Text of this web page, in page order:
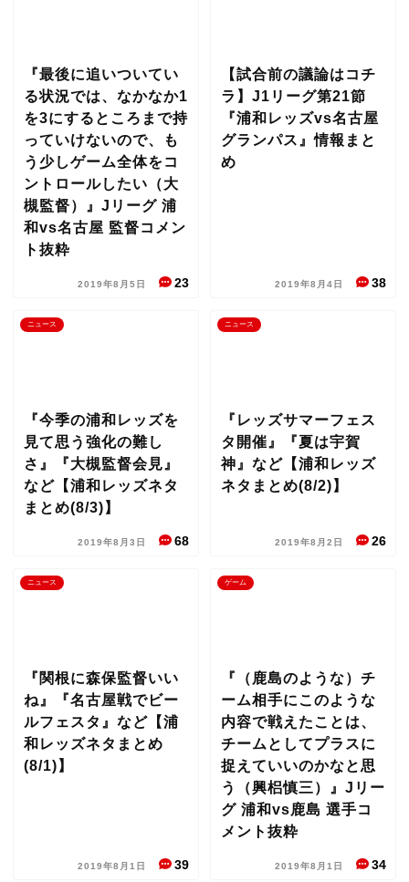
『最後に追いついてい
る状況では、なかなか1
を3にするところまで持
っていけないので、も
う少しゲーム全体をコ
ントロールしたい（大
槻監督）』Jリーグ 浦
和vs名古屋 監督コメン
ト抜粋
2019年8月5日 23
【試合前の議論はコチ
ラ】J1リーグ第21節
『浦和レッズvs名古屋
グランパス』情報まと
め
2019年8月4日 38
ニュース
『今季の浦和レッズを
見て思う強化の難し
さ』『大槻監督会見』
など【浦和レッズネタ
まとめ(8/3)】
2019年8月3日 68
ニュース
『レッズサマーフェス
タ開催』『夏は宇賀
神』など【浦和レッズ
ネタまとめ(8/2)】
2019年8月2日 26
ニュース
『関根に森保監督いい
ね』『名古屋戦でビー
ルフェスタ』など【浦
和レッズネタまとめ
(8/1)】
2019年8月1日 39
ゲーム
『（鹿島のような）チ
ーム相手にこのような
内容で戦えたことは、
チームとしてプラスに
捉えていいのかなと思
う（興梠慎三）』Jリー
グ 浦和vs鹿島 選手コ
メント抜粋
2019年8月1日 34